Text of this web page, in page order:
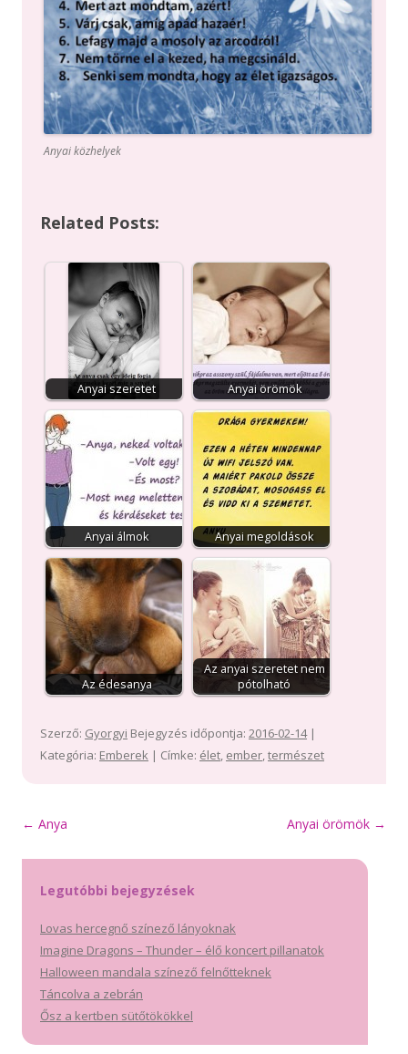
Anyai közhelyek
Related Posts:
Anyai szeretet Anyai örömök
Anyai álmok Anyai megoldások
Az édesanya
Az anyai szeretet nem
pótolható
Szerző: Gyorgyi Bejegyzés időpontja: 2016-02-14|
Kategória: Emberek | Címke: élet, ember,természet
Bejegyzés
← Anya Anyai örömök →
Legutóbbi bejegyzések
Lovas hercegnő színező lányoknak
Imagine Dragons – Thunder – élő koncert pillanatok
Halloween mandala színező felnőtteknek
Táncolva a zebrán
Ősz a kertben sütőtökökkel